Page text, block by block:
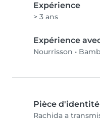
Expérience
> 3 ans
Expérience
Nourrisson •
Pièce d'identité
Rachida a